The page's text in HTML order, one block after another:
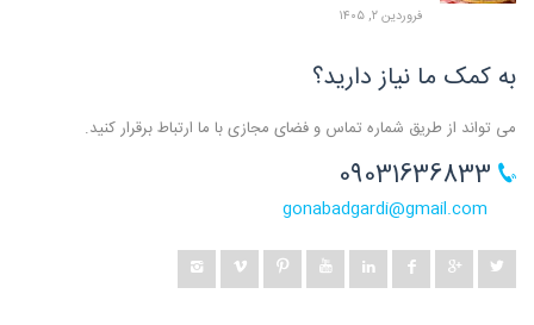
فروردین ۲, ۱۴۰۵
به کمک ما نیاز دارید؟
می تواند از طریق شماره تماس و فضای مجازی با ما ارتباط برقرار کنید.
gonabadgardi@gmail.com